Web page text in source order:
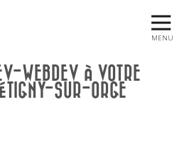
MENU
WEBDEV À VOTRE
SUR-ORGE